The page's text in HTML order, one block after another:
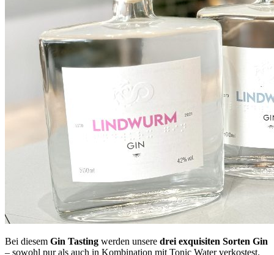
Bei diesem Gin Tasting werden unsere drei exquisiten Sorten Gin
– sowohl pur als auch in Kombination mit Tonic Water verkostest.